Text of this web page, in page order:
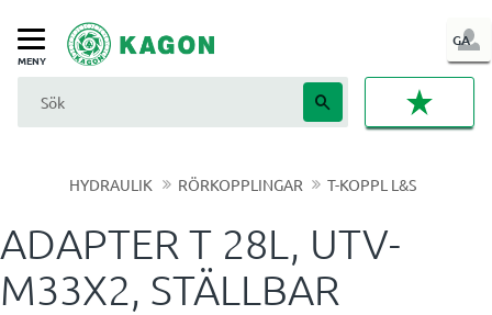
Meny
GA
IN
HYDRAULIK RÖRKOPPLINGAR T-KOPPL L&S
ADAPTER T 28L, UTV-
M33X2, STÄLLBAR